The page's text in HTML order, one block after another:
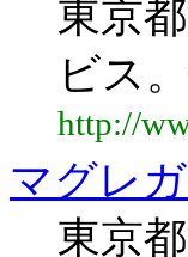
東京
ビス
http://
マグレ
東京